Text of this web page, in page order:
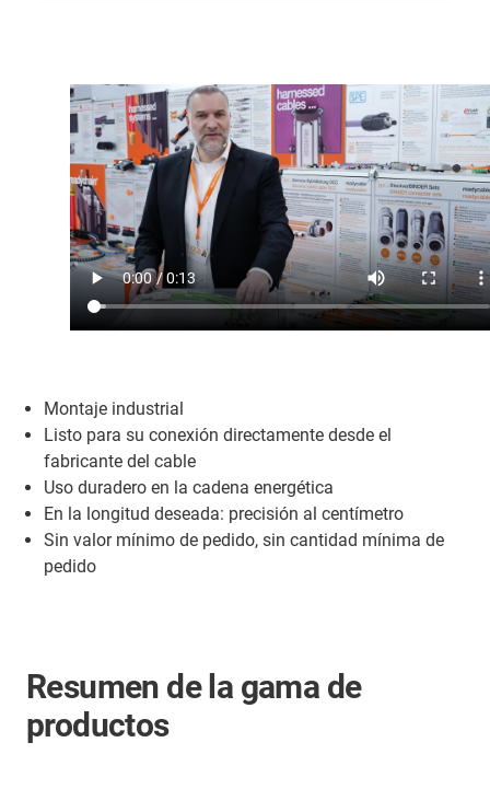
Montaje industrial
Listo para su conexión directamente desde el
fabricante del cable
Uso duradero en la cadena energética
En la longitud deseada: precisión al centímetro
Sin valor mínimo de pedido, sin cantidad mínima de
pedido
Resumen de la gama de
productos